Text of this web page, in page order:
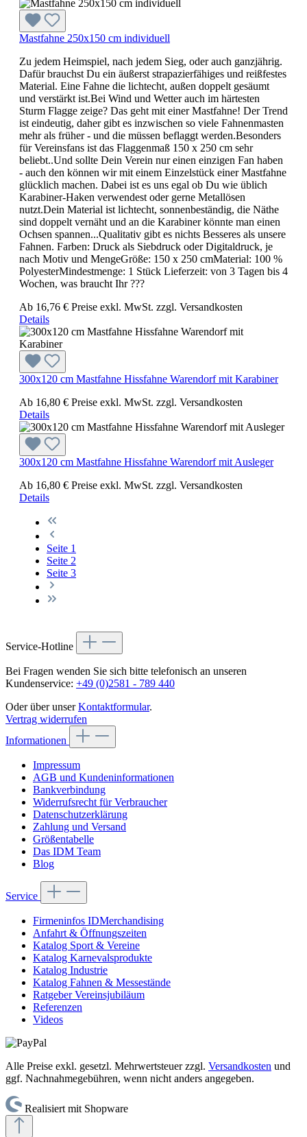
Mastfahne 250x150 cm individuell
Zu jedem Heimspiel, nach jedem Sieg, oder auch ganzjährig.
Dafür brauchst Du ein äußerst strapazierfähiges und reißfestes
Material. Eine Fahne die lichtecht, außen doppelt gesäumt
und verstärkt ist.Bei Wind und Wetter auch im härtesten
Sturm Flagge zeige? Das geht mit einer Mastfahne! Der Trend
ist eindeutig, daher gibt es inzwischen so viele Fahnenmasten
mehr als früher - und die müssen beflaggt werden.Besonders
für Vereinsfans ist das Flaggenmaß 150 x 250 cm sehr
beliebt..Und sollte Dein Verein nur einen einzigen Fan haben
- auch den können wir mit einem Einzelstück einer Mastfahne
glücklich machen. Dabei ist es uns egal ob Du wie üblich
Karabiner-Haken verwendest oder gerne Metallösen
nutzt.Dein Material ist lichtecht, sonnenbeständig, die Näthe
sind doppelt vernäht und an die Karabiner könnte man einen
Ochsen spannen...Qualitativ gibt es nichts Besseres als unsere
Fahnen. Farben: Druck als Siebdruck oder Digitaldruck, je
nach Motiv und MengeGröße: 150 x 250 cmMaterial: 100 %
PolyesterMindestmenge: 1 Stück Lieferzeit: von 3 Tagen bis 4
Wochen, was braucht Ihr ???
Ab 16,76 € Preise exkl. MwSt. zzgl. Versandkosten
Details
300x120 cm Mastfahne Hissfahne Warendorf mit Karabiner
Ab 16,80 € Preise exkl. MwSt. zzgl. Versandkosten
Details
300x120 cm Mastfahne Hissfahne Warendorf mit Ausleger
Ab 16,80 € Preise exkl. MwSt. zzgl. Versandkosten
Details
Seite 1
Seite 2
Seite 3
Service-Hotline
Bei Fragen wenden Sie sich bitte telefonisch an unseren
Kundenservice: +49 (0)2581 - 789 440
Oder über unserKontaktformular.
Vertrag widerrufen
Informationen
Impressum
AGB und Kundeninformationen
Bankverbindung
Widerrufsrecht für Verbraucher
Datenschutzerklärung
Zahlung und Versand
Größentabelle
Das IDM Team
Blog
Service
Firmeninfos IDMerchandising
Anfahrt & Öffnungszeiten
Katalog Sport & Vereine
Katalog Karnevalsprodukte
Katalog Industrie
Katalog Fahnen & Messestände
Ratgeber Vereinsjubiläum
Referenzen
Videos
Alle Preise exkl. gesetzl. Mehrwertsteuer zzgl. Versandkosten und
ggf. Nachnahmegebühren, wenn nicht anders angegeben.
Realisiert mit Shopware